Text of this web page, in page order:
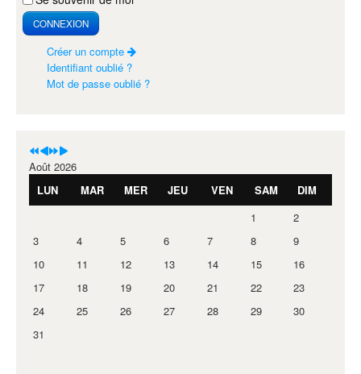
CONNEXION
Créer un compte
Identifiant oublié ?
Mot de passe oublié ?
Août 2026
LUN
MAR MER JEU VEN SAM
DIM
1
2
3
4 5 6 7 8
9
10
11 12 13 14 15
16
17
18 19 20 21 22
23
24
25 26 27 28 29
30
31